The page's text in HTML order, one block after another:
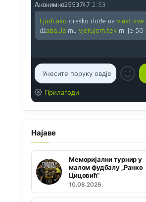
Анонимно2553747 2:53
Ljudi.ako draško dođe na vlast.sve
đžaba.Jamu vjerujem.tek mi je 50
Прилагоди
Најаве
Меморијални турнир у
малом фудбалу „Ранко
Цицовић“
10.08.2026.